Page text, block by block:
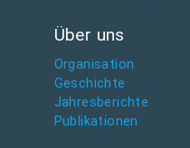
Über uns
Organisation
Geschichte
Jahresberichte
Publikationen